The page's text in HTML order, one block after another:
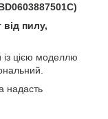
пилу,
із цією моделлю
надасть